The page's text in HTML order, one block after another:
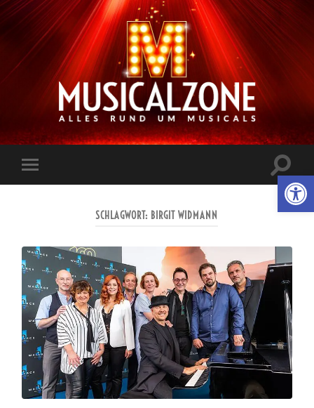
Musicalzone.de
Mobile-
Menü
ein-/
SCHLAGWORT: BIRGIT WIDMANN